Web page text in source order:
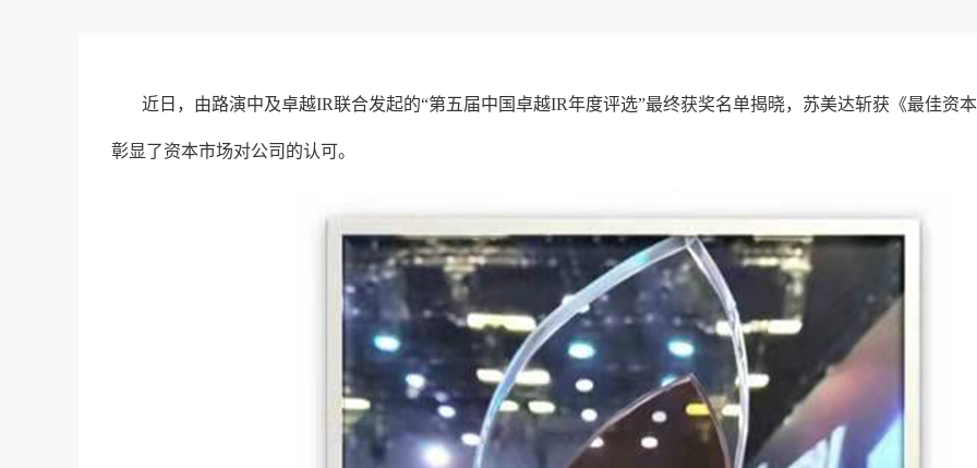
近日，由路演中及卓越IR联合发起的“第五届中国卓越IR年度评选”最终获奖名单揭晓，苏美达斩获《最佳资
彰显了资本市场对公司的认可。